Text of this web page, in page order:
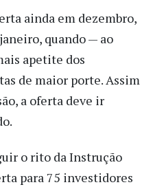
ainda em dezembro,
quando — ao
apetite dos
de maior porte. Assim
a oferta deve ir
o rito da Instrução
para 75 investidores